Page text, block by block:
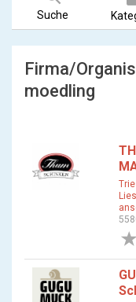
Suche
Firma/
moedling